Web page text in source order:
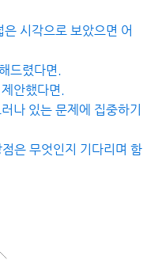
시각으로 보았으면 어
드렸다면.
안했다면.
나 있는 문제에 집중하기
은 무엇인지 기다리며 함